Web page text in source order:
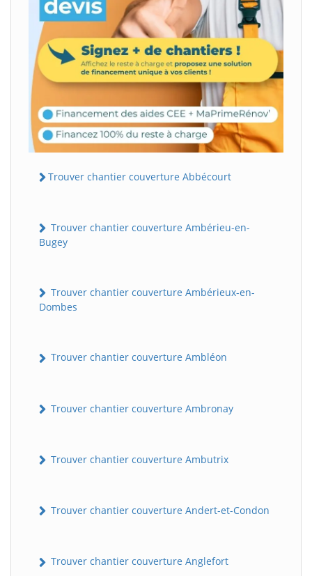
Trouver chantier couverture Abbécourt
Trouver chantier couverture Ambérieu-en-
Bugey
Trouver chantier couverture Ambérieux-en-
Dombes
Trouver chantier couverture Ambléon
Trouver chantier couverture Ambronay
Trouver chantier couverture Ambutrix
Trouver chantier couverture Andert-et-Condon
Trouver chantier couverture Anglefort